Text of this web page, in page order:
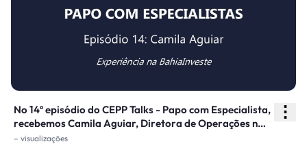
No 14º episódio do CEPP Talks - Papo com Especialista,
recebemos Camila Aguiar, Diretora de Operações na
BahiaInveste, empresa vinculada ao Governo do
⋮
– visualizações